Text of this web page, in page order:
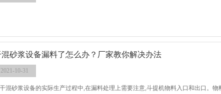
混砂浆设备漏料了怎么办？厂家教你解决办法
2021-10-31
混砂浆设备的实际生产过程中,在漏料处理上需要注意,斗提机物料入口和出口。